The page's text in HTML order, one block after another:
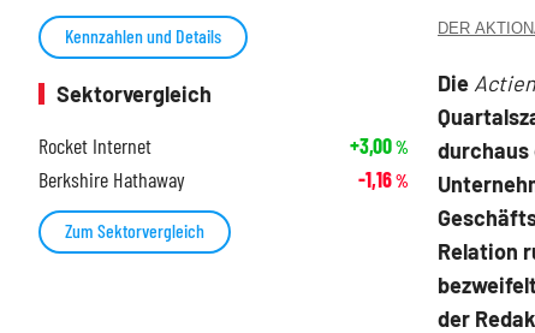
DER
Die
durchaus
Relation
der
Kennzahlen und Details
Sektorvergleich
Rocket Internet
+3,00%
Berkshire Hathaway -1,16%
Zum Sektorvergleich